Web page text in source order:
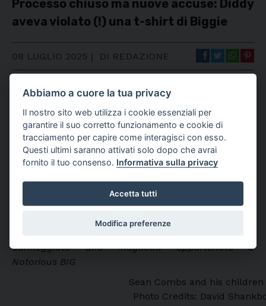
Processo chiuso ma nuove accuse: Diddy
aveva violato (!) una t-shirt di Biggie
08 LUGLIO 2025 | DI REDAZIONE
danneggiato una maglietta appartenuta a
Notorious BIG
Sean Combs and his
Photo Credits: David
Abbiamo a cuore la tua privacy
Il nostro sito web utilizza i cookie essenziali per
garantire il suo corretto funzionamento e cookie di
tracciamento per capire come interagisci con esso.
Questi ultimi saranno attivati solo dopo che avrai
fornito il tuo consenso. Informativa sulla privacy
Accetta tutti
Modifica preferenze